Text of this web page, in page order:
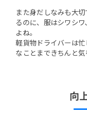
また身だしなみも大
るのに、服はシワシ
よね。
軽貨物ドライバーは
なことまできちんと気
向